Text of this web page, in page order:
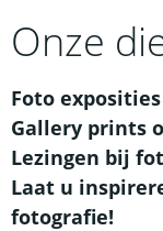
Onze
Foto
Gallery prints
Lezingen bij
Laat u
fotografie!